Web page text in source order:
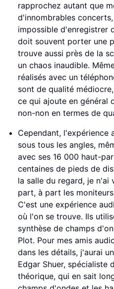
rapprochez autant que
d'innombrables
impossible d'enregistrer
doit souvent porter une
trouve aussi près de la
un chaos inaudible.
réalisés avec un
sont de qualité
ce qui ajoute en général
non-non en termes de
Cependant, l'expérience
sous tous les angles,
avec ses 16 000 haut-
centaines de pieds de
la salle du regard, je n'ai
part, à part les
C'est une expérience
où l'on se trouve. Ils
synthèse de champs
Plot. Pour mes amis
dans les détails, j'aurai
Edgar Shuer, spécialiste
théorique, qui en sait